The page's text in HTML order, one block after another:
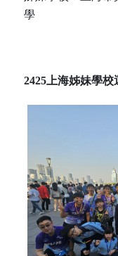
學
2425上海姊妹學校